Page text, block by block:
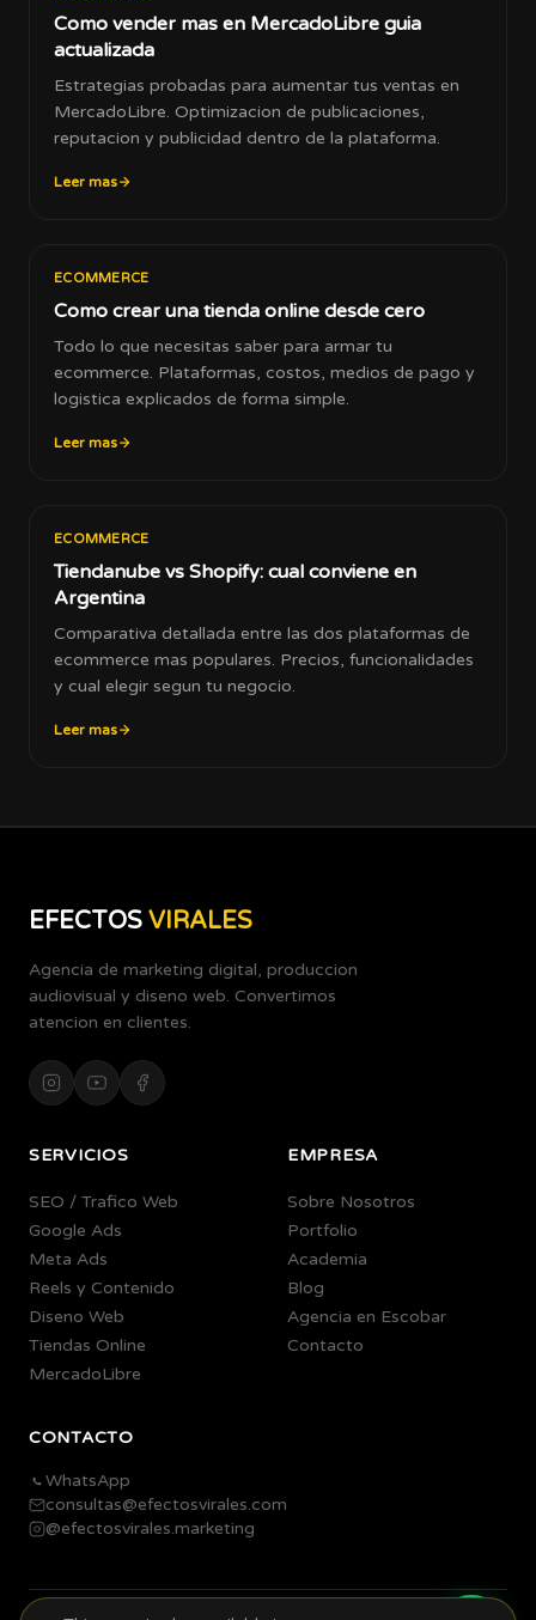
Como vender mas en MercadoLibre guia
actualizada
Estrategias probadas para aumentar tus ventas en
MercadoLibre. Optimizacion de publicaciones,
reputacion y publicidad dentro de la plataforma.
Leer mas
ECOMMERCE
Como crear una tienda online desde cero
Todo lo que necesitas saber para armar tu
ecommerce. Plataformas, costos, medios de pago y
logistica explicados de forma simple.
Leer mas
ECOMMERCE
Tiendanube vs Shopify: cual conviene en
Argentina
Comparativa detallada entre las dos plataformas de
ecommerce mas populares. Precios, funcionalidades
y cual elegir segun tu negocio.
Leer mas
EFECTOS VIRALES
Agencia de marketing digital, produccion
audiovisual y diseno web. Convertimos
atencion en clientes.
SERVICIOS
SEO / Trafico Web
Google Ads
Meta Ads
Reels y Contenido
Diseno Web
Tiendas Online
MercadoLibre
EMPRESA
Sobre Nosotros
Portfolio
Academia
Blog
Agencia en Escobar
Contacto
CONTACTO
WhatsApp
consultas@efectosvirales.com
@efectosvirales.marketing